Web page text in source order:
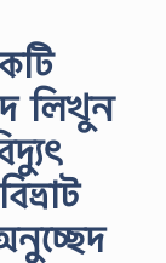
লিখুন